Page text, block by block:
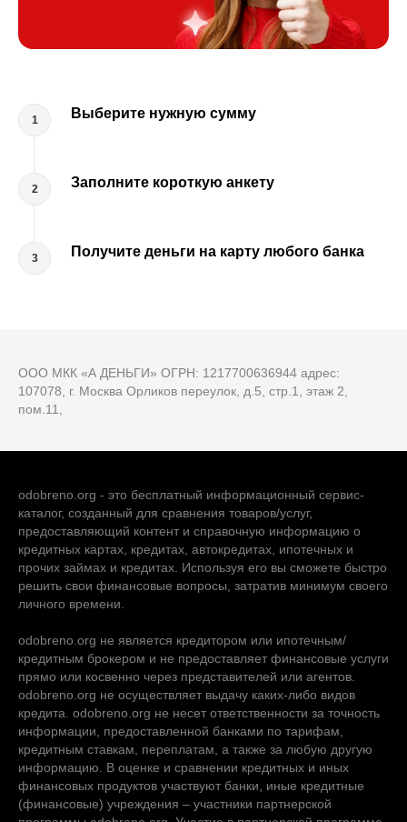
Выберите нужную сумму
Заполните короткую анкету
Получите деньги на карту любого банка
ООО МКК «А ДЕНЬГИ» ОГРН: 1217700636944 адрес:
107078, г. Москва Орликов переулок, д.5, стр.1, этаж 2,
пом.11,
odobreno.org - это бесплатный информационный сервис-
каталог, созданный для сравнения товаров/услуг,
предоставляющий контент и справочную информацию о
кредитных картах, кредитах, автокредитах, ипотечных и
прочих займах и кредитах. Используя его вы сможете быстро
решить свои финансовые вопросы, затратив минимум своего
личного времени.
odobreno.org не является кредитором или ипотечным/
кредитным брокером и не предоставляет финансовые услуги
прямо или косвенно через представителей или агентов.
odobreno.org не осуществляет выдачу каких-либо видов
кредита. odobreno.org не несет ответственности за точность
информации, предоставленной банками по тарифам,
кредитным ставкам, переплатам, а также за любую другую
информацию. В оценке и сравнении кредитных и иных
финансовых продуктов участвуют банки, иные кредитные
(финансовые) учреждения – участники партнерской